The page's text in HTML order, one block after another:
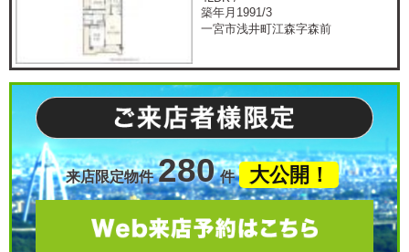
築年月1991/3
一宮市浅井町江森字森前
来店限定物件 280 件 大公開！